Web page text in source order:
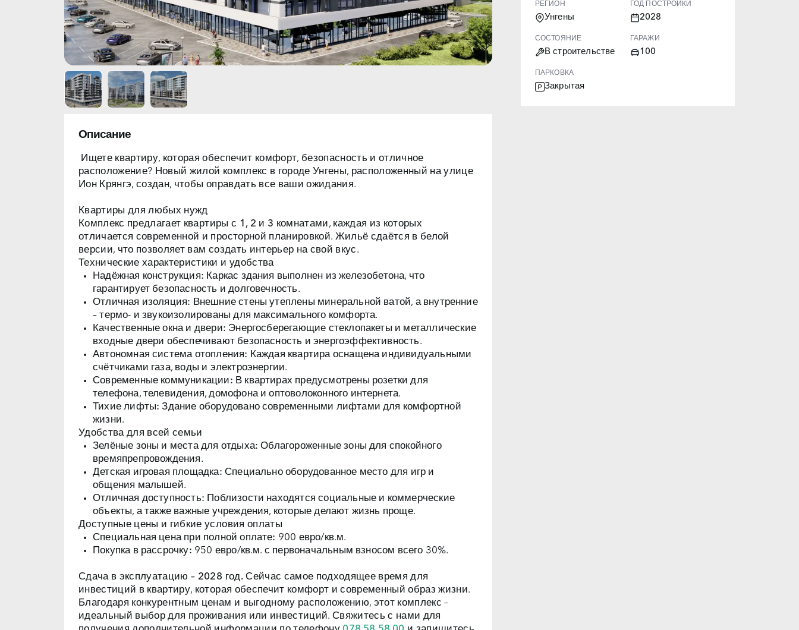
Описание
Ищете квартиру, которая обеспечит комфорт, безопасность и отличное
расположение? Новый жилой комплекс в городе Унгены, расположенный на улице
Ион Крянгэ, создан, чтобы оправдать все ваши ожидания.
Квартиры для любых нужд
Комплекс предлагает квартиры с 1, 2 и 3 комнатами, каждая из которых
отличается современной и просторной планировкой. Жильё сдаётся в белой
версии, что позволяет вам создать интерьер на свой вкус.
Технические характеристики и удобства
Надёжная конструкция: Каркас здания выполнен из железобетона, что
гарантирует безопасность и долговечность.
Отличная изоляция: Внешние стены утеплены минеральной ватой, а внутренние
– термо- и звукоизолированы для максимального комфорта.
Качественные окна и двери: Энергосберегающие стеклопакеты и металлические
входные двери обеспечивают безопасность и энергоэффективность.
Автономная система отопления: Каждая квартира оснащена индивидуальными
счётчиками газа, воды и электроэнергии.
Современные коммуникации: В квартирах предусмотрены розетки для
телефона, телевидения, домофона и оптоволоконного интернета.
Тихие лифты: Здание оборудовано современными лифтами для комфортной
жизни.
Удобства для всей семьи
Зелёные зоны и места для отдыха: Облагороженные зоны для спокойного
времяпрепровождения.
Детская игровая площадка: Специально оборудованное место для игр и
общения малышей.
Отличная доступность: Поблизости находятся социальные и коммерческие
объекты, а также важные учреждения, которые делают жизнь проще.
Доступные цены и гибкие условия оплаты
Специальная цена при полной оплате: 900 евро/кв.м.
Покупка в рассрочку: 950 евро/кв.м. с первоначальным взносом всего 30%.
Сдача в эксплуатацию – 2028 год.Сейчас самое подходящее время для
инвестиций в квартиру, которая обеспечит комфорт и современный образ жизни.
Благодаря конкурентным ценам и выгодному расположению, этот комплекс –
идеальный выбор для проживания или инвестиций. Свяжитесь с нами для
РЕГИОН
Унгены
ГОД ПОСТРОЙКИ
2028
СОСТОЯНИЕ
В строительстве
ГАРАЖИ
100
ПАРКОВКА
Закрытая